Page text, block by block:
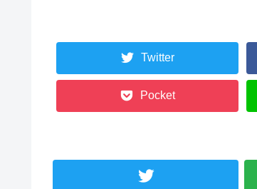
Twitter
Pocket